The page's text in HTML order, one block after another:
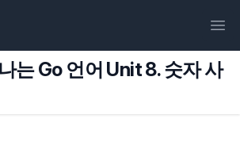
는 Go 언어 Unit 8. 숫자 사